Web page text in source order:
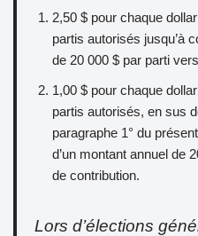
2,50 $ pour chaque
partis autorisés jusqu’à
de 20 000 $ par parti
1,00 $ pour chaque
partis autorisés, en sus
paragraphe 1° du
d’un montant annuel de
de contribution.
Lors d’élections